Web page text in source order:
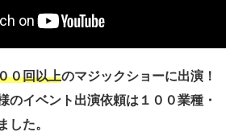
０回以上のマジックショーに出演！
のイベント出演依頼は１００業種・
した。